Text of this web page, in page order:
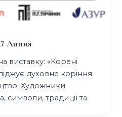
Липня
виставку: «Корені
духовне коріння
Художники
символи, традиції та